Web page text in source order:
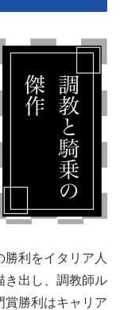
利をイタリア人
き出し、調教師ル
賞勝利はキャリア